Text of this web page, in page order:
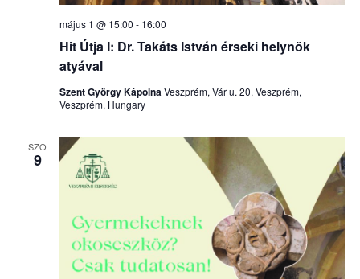
Hit Útja I: Dr. Takáts István érseki helynök
atyával
május 1 @ 15:00 - 16:00
Szent György Kápolna Veszprém, Vár u. 20, Veszprém,
Veszprém, Hungary
SZO
9